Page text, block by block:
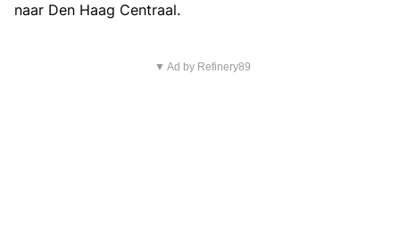
naar Den Haag Centraal.
▼ Ad by Refinery89